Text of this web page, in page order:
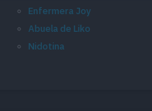
Enfermera Joy
Abuela de Liko
Nidotina